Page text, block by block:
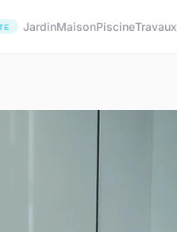
JardinMaisonPiscineTravaux